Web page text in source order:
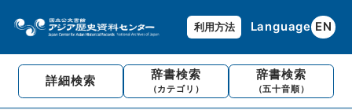
利用方法 Language EN
詳細検索 辞書検索
（カテゴリ）
辞書検索
（五十音順）